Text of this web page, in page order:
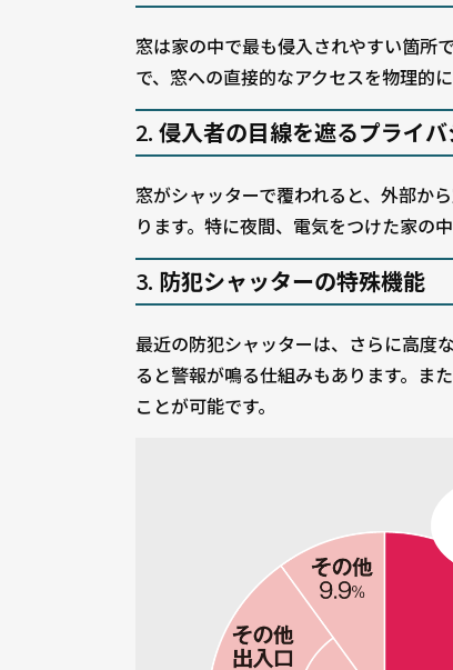
窓は家の中で最も侵入されやすい箇所
で、窓への直接的なアクセスを物理的
2. 侵入者の目線を遮るプライ
窓がシャッターで覆われると、外部か
ります。特に夜間、電気をつけた家の
3. 防犯シャッターの特殊機能
最近の防犯シャッターは、さらに高度
ると警報が鳴る仕組みもあります。ま
ことが可能です。